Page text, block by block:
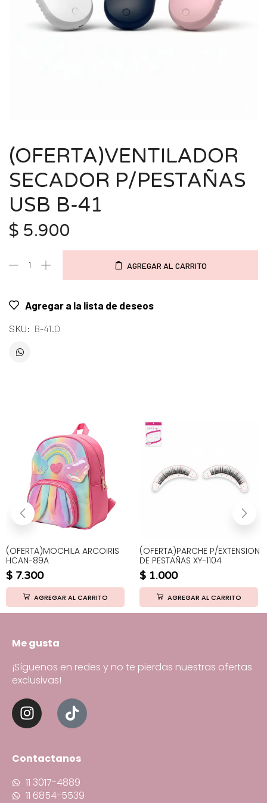
(OFERTA)VENTILADOR
SECADOR P/PESTAÑAS
USB B-41
$ 5.900
AGREGAR AL CARRITO
Agregar a la lista de deseos
SKU: B-41.O
(OFERTA)MOCHILA ARCOIRIS
HCAN-89A
$ 7.300
AGREGAR AL CARRITO
(OFERTA)PARCHE P/EXTENSION
DE PESTAÑAS XY-1104
$ 1.000
AGREGAR AL CARRITO
Me gusta
¡Síguenos en redes y no te pierdas nuestras ofertas
exclusivas!
Contactanos
11 3017-4889
11 6854-5539